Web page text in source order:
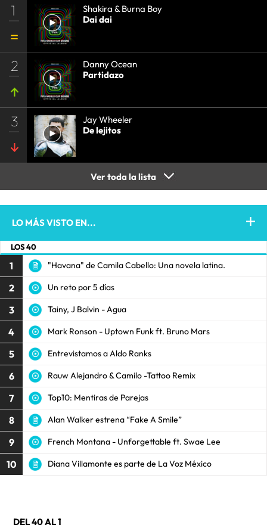
1
Shakira & Burna Boy
Dai dai
2
Danny Ocean
Partidazo
3
Jay Wheeler
De lejitos
Ver toda la lista
LO MÁS VISTO EN...
LOS 40
1 "Havana" de Camila Cabello: Una novela latina.
2 Un reto por 5 días
3 Tainy, J Balvin - Agua
4 Mark Ronson - Uptown Funk ft. Bruno Mars
5 Entrevistamos a Aldo Ranks
6 Rauw Alejandro & Camilo -Tattoo Remix
7 Top10: Mentiras de Parejas
8 Alan Walker estrena “Fake A Smile”
9 French Montana - Unforgettable ft. Swae Lee
10 Diana Villamonte es parte de La Voz México
DEL 40 AL 1